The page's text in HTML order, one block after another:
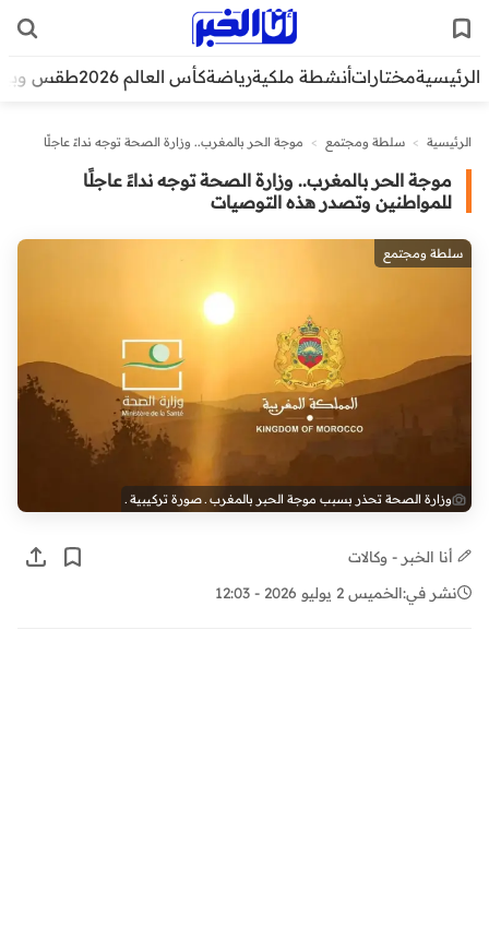
الرئيسيةمختاراتأنشطة ملكيةرياضةكأس العالم 2026 طقس
الرئيسية > سلطة ومجتمع >
موجة الحر بالمغرب.. وزارة الصحة توجه نداءً عاجلًا
موجة الحر بالمغرب.. وزارة الصحة توجه نداءً عاجلًا
للمواطنين وتصدر هذه التوصيات
سلطة ومجتمع
وزارة الصحة تحذر بسبب موجة الحبر بالمغرب ـ صورة تركيبية ـ
أنا الخبر - وكالات
نشر في:الخميس 2 يوليو 2026 - 12:03